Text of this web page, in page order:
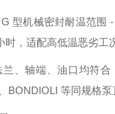
G 型机械密封耐温范
时，适配高低温恶劣工
、轴端、油口均符合
BONDIOLI 等同规格泵